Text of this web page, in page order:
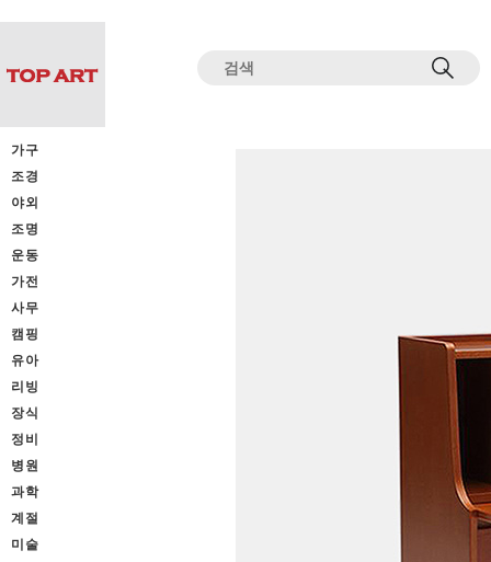
가구
조경
야외
조명
운동
가전
사무
캠핑
유아
리빙
장식
정비
병원
과학
계절
미술